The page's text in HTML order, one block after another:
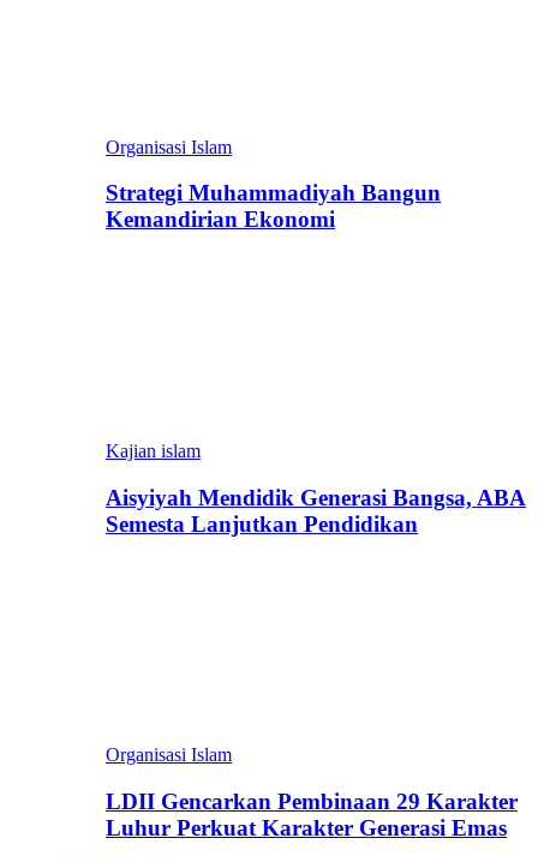
Organisasi Islam
Strategi Muhammadiyah Bangun
Kemandirian Ekonomi
Kajian islam
Aisyiyah Mendidik Generasi Bangsa, ABA
Semesta Lanjutkan Pendidikan
Organisasi Islam
LDII Gencarkan Pembinaan 29 Karakter
Luhur Perkuat Karakter Generasi Emas